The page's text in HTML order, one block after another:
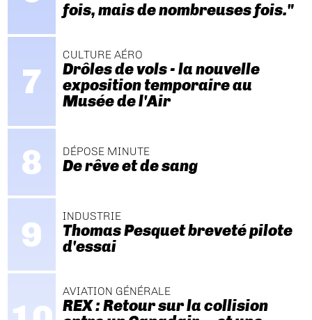
fois, mais de nombreuses fois."
CULTURE AÉRO
Drôles de vols - la nouvelle
exposition temporaire au
Musée de l'Air
DÉPOSE MINUTE
De rêve et de sang
INDUSTRIE
Thomas Pesquet breveté pilote
d'essai
AVIATION GÉNÉRALE
REX : Retour sur la collision